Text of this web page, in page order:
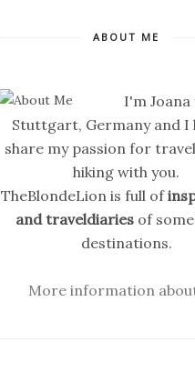
ABOUT ME
I'm
Stuttgart, Germany and I
share my passion for
hiking with you.
TheBlondeLion is full of
and traveldiaries of
destinations.
More information